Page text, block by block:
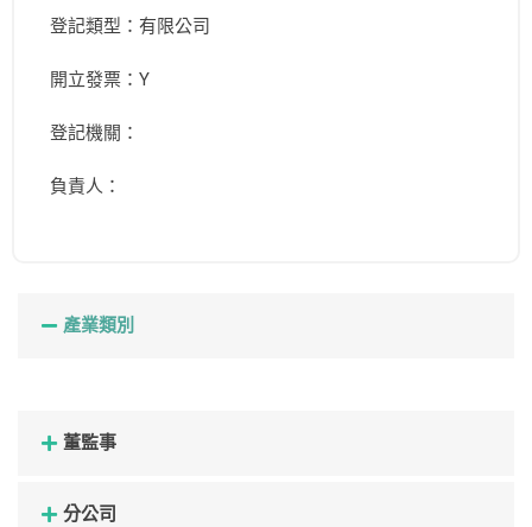
登記類型：有限公司
開立發票：Y
登記機關：
負責人：
產業類別
董監事
分公司